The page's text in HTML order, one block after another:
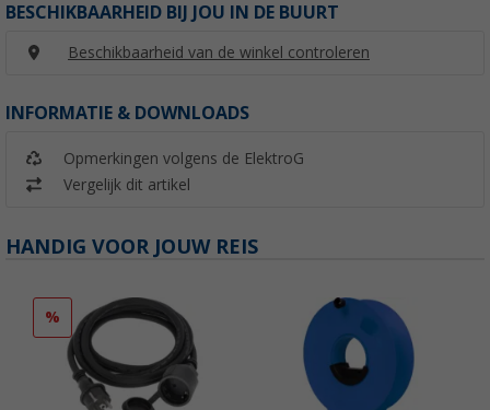
BESCHIKBAARHEID BIJ JOU IN DE BUURT
Beschikbaarheid van de winkel controleren
INFORMATIE & DOWNLOADS
Opmerkingen volgens de ElektroG
Vergelijk dit artikel
HANDIG VOOR JOUW REIS
%